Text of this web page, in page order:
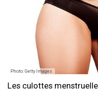
Photo: Getty Images
Les culottes